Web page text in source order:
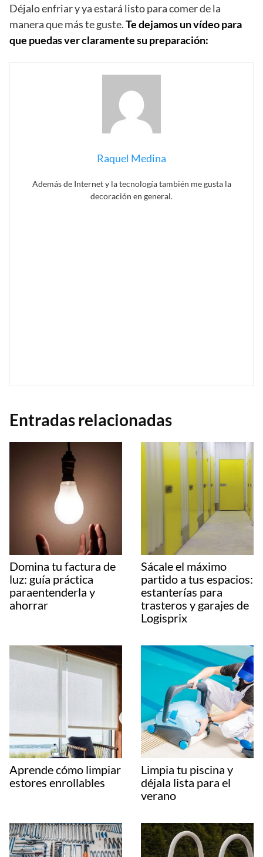
Déjalo enfriar y ya estará listo para comer de la
manera que más te guste.Te dejamos un vídeo para
que puedas ver claramente su preparación:
Raquel Medina
Además de Internet y la tecnología también me gusta la
decoración en general.
Entradas relacionadas
Domina tu factura de
luz: guía práctica
paraentenderla y
ahorrar
Sácale el máximo
partido a tus espacios:
estanterías para
trasteros y garajes de
Logisprix
Aprende cómo limpiar
estores enrollables
Limpia tu piscina y
déjala lista para el
verano